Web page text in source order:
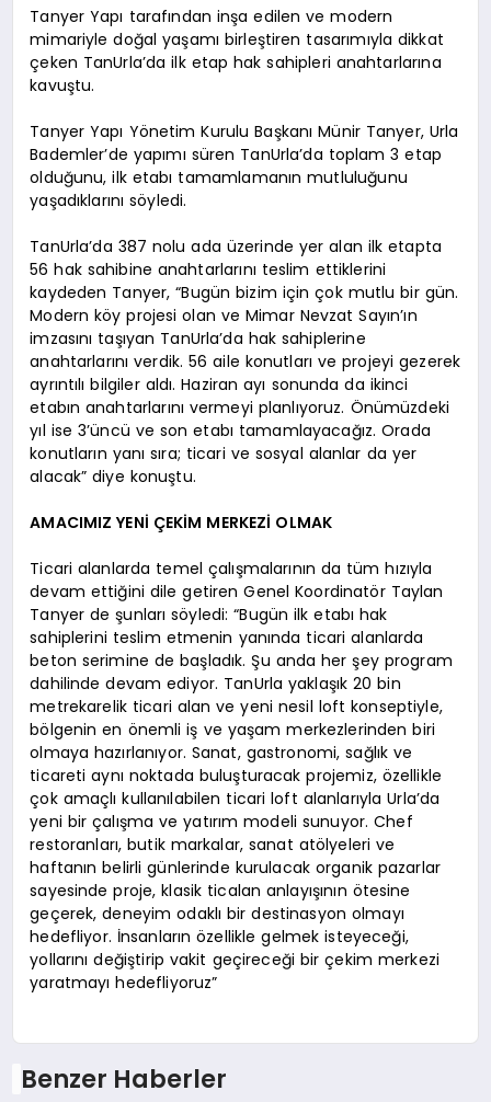
Tanyer Yapı tarafından inşa edilen ve modern
mimariyle doğal yaşamı birleştiren tasarımıyla dikkat
çeken TanUrla’da ilk etap hak sahipleri anahtarlarına
kavuştu.
Tanyer Yapı Yönetim Kurulu Başkanı Münir Tanyer, Urla
Bademler’de yapımı süren TanUrla’da toplam 3 etap
olduğunu, ilk etabı tamamlamanın mutluluğunu
yaşadıklarını söyledi.
TanUrla’da 387 nolu ada üzerinde yer alan ilk etapta
56 hak sahibine anahtarlarını teslim ettiklerini
kaydeden Tanyer, “Bugün bizim için çok mutlu bir gün.
Modern köy projesi olan ve Mimar Nevzat Sayın’ın
imzasını taşıyan TanUrla’da hak sahiplerine
anahtarlarını verdik. 56 aile konutları ve projeyi gezerek
ayrıntılı bilgiler aldı. Haziran ayı sonunda da ikinci
etabın anahtarlarını vermeyi planlıyoruz. Önümüzdeki
yıl ise 3’üncü ve son etabı tamamlayacağız. Orada
konutların yanı sıra; ticari ve sosyal alanlar da yer
alacak” diye konuştu.
AMACIMIZ YENİ ÇEKİM MERKEZİ OLMAK
Ticari alanlarda temel çalışmalarının da tüm hızıyla
devam ettiğini dile getiren Genel Koordinatör Taylan
Tanyer de şunları söyledi: “Bugün ilk etabı hak
sahiplerini teslim etmenin yanında ticari alanlarda
beton serimine de başladık. Şu anda her şey program
dahilinde devam ediyor. TanUrla yaklaşık 20 bin
metrekarelik ticari alan ve yeni nesil loft konseptiyle,
bölgenin en önemli iş ve yaşam merkezlerinden biri
olmaya hazırlanıyor. Sanat, gastronomi, sağlık ve
ticareti aynı noktada buluşturacak projemiz, özellikle
çok amaçlı kullanılabilen ticari loft alanlarıyla Urla’da
yeni bir çalışma ve yatırım modeli sunuyor. Chef
restoranları, butik markalar, sanat atölyeleri ve
haftanın belirli günlerinde kurulacak organik pazarlar
sayesinde proje, klasik ticalan anlayışının ötesine
geçerek, deneyim odaklı bir destinasyon olmayı
hedefliyor. İnsanların özellikle gelmek isteyeceği,
yollarını değiştirip vakit geçireceği bir çekim merkezi
yaratmayı hedefliyoruz”
Benzer Haberler